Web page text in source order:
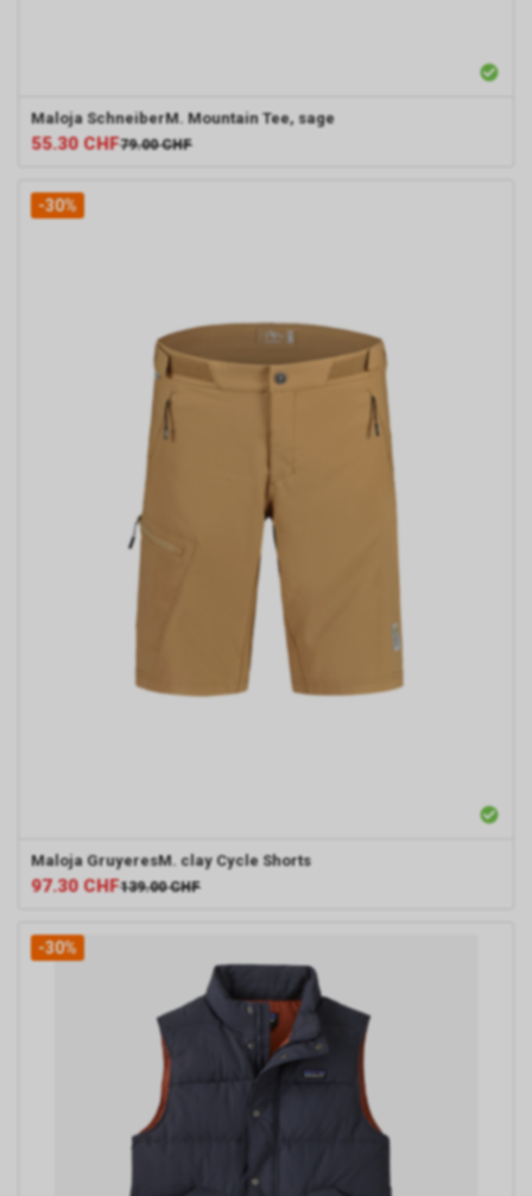
Maloja SchneiberM. Mountain Tee, sage
55.30 CHF79.00 CHF
-30%
Maloja GruyeresM. clay Cycle Shorts
97.30 CHF139.00 CHF
-30%